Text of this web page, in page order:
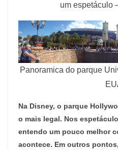
um espetáculo
Panoramica do parque
Na Disney, o parque
o mais legal. Nos
entendo um pouco melhor
acontece. Em outros